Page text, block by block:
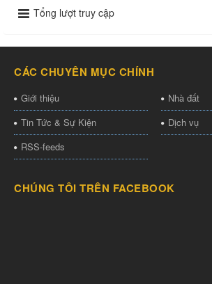
Tổng lượt truy cập
CÁC CHUYÊN MỤC CHÍNH
Giới thiệu
Nhà đất
Tin Tức & Sự Kiện
Dịch vụ
RSS-feeds
CHÚNG TÔI TRÊN FACEBOOK